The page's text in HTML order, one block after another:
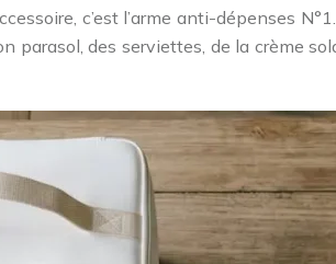
c’est l’arme anti-dépenses
des serviettes, de la crème